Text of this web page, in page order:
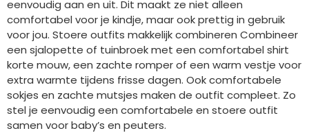
eenvoudig aan en uit. Dit maakt ze niet alleen
comfortabel voor je kindje, maar ook prettig in gebruik
voor jou. Stoere outfits makkelijk combineren Combineer
een sjalopette of tuinbroek met een comfortabel shirt
korte mouw, een zachte romper of een warm vestje voor
extra warmte tijdens frisse dagen. Ook comfortabele
sokjes en zachte mutsjes maken de outfit compleet. Zo
stel je eenvoudig een comfortabele en stoere outfit
samen voor baby’s en peuters.